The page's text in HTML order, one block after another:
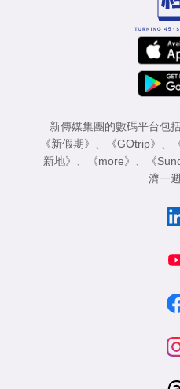
新傳媒集團的數碼平台包
《新假期》 、 《GOtrip》 、
新地》 、 《more》 、 《
濟一週